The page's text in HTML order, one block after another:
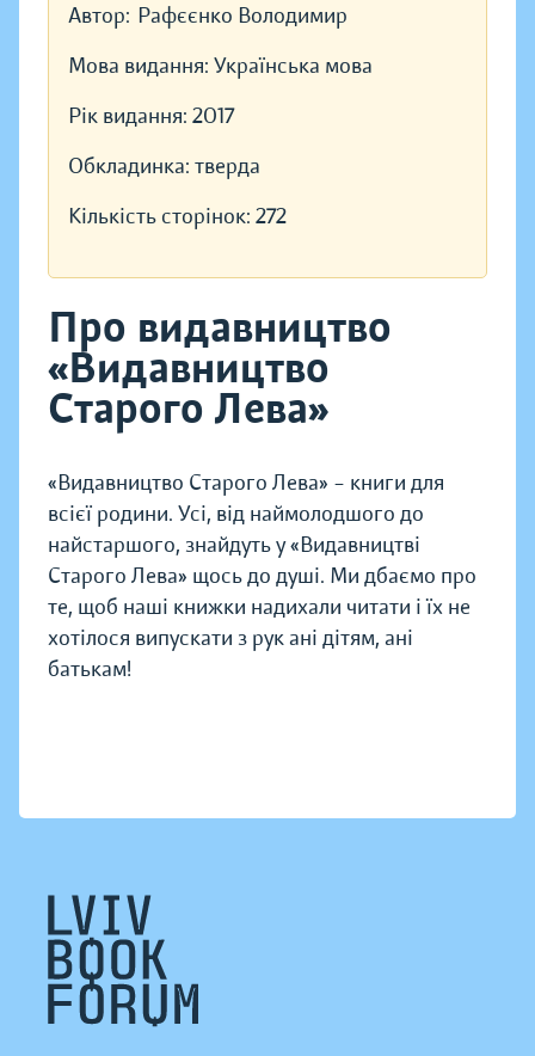
Автор: Рафєєнко Володимир
Мова видання: Українська мова
Рік видання: 2017
Обкладинка: тверда
Кількість сторінок: 272
Про видавництво
«Видавництво
Старого Лева»
«Видавництво Старого Лева» – книги для
всієї родини. Усі, від наймолодшого до
найстаршого, знайдуть у «Видавництві
Старого Лева» щось до душі. Ми дбаємо про
те, щоб наші книжки надихали читати і їх не
хотілося випускати з рук ані дітям, ані
батькам!